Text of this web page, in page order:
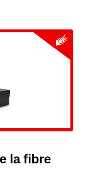
la fibre